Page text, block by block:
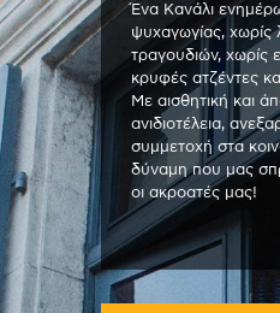
Ένα Κανάλι
ψυχαγωγίας, χωρίς
τραγουδιών, χωρίς
κρυφές ατζέντες
Με αισθητική και
ανιδιοτέλεια,
συμμετοχή στα
δύναμη που μας
οι ακροατές μας!